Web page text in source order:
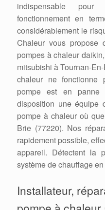
indispensable
fonctionnement en
considérablement le
Chaleur vous propose
pompes à chaleur
mitsubishi à Tournan-
chaleur ne fonctionne
pompe est en
disposition une équipe
pompe à chaleur où
Brie (77220). Nos
rapidement possible,
appareil. Détectent la
système de chauffage
Installateur,